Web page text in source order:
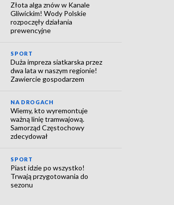
Złota alga znów w Kanale
Gliwickim! Wody Polskie
rozpoczęły działania
prewencyjne
SPORT
Duża impreza siatkarska przez
dwa lata w naszym regionie!
Zawiercie gospodarzem
NA DROGACH
Wiemy, kto wyremontuje
ważną linię tramwajową.
Samorząd Częstochowy
zdecydował
SPORT
Piast idzie po wszystko!
Trwają przygotowania do
sezonu